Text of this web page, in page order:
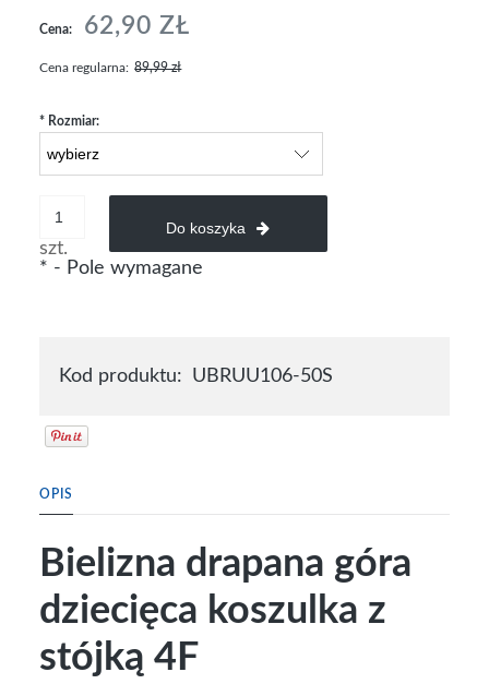
Cena: 62,90 ZŁ
Cena regularna: 89,99 zł
* Rozmiar:
szt.
Do koszyka
* - Pole wymagane
Kod produktu: UBRUU106-50S
OPIS
Bielizna drapana góra
dziecięca koszulka z
stójką 4F